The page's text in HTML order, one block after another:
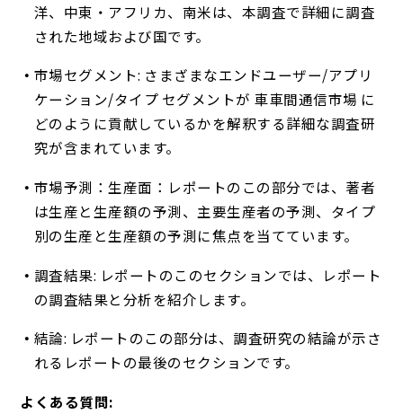
洋、中東・アフリカ、南米は、本調査で詳細に調査
された地域および国です。
市場セグメント: さまざまなエンドユーザー/アプリ
ケーション/タイプ セグメントが 車車間通信市場 に
どのように貢献しているかを解釈する詳細な調査研
究が含まれています。
市場予測：生産面：レポートのこの部分では、著者
は生産と生産額の予測、主要生産者の予測、タイプ
別の生産と生産額の予測に焦点を当てています。
調査結果: レポートのこのセクションでは、レポート
の調査結果と分析を紹介します。
結論: レポートのこの部分は、調査研究の結論が示さ
れるレポートの最後のセクションです。
よくある質問: